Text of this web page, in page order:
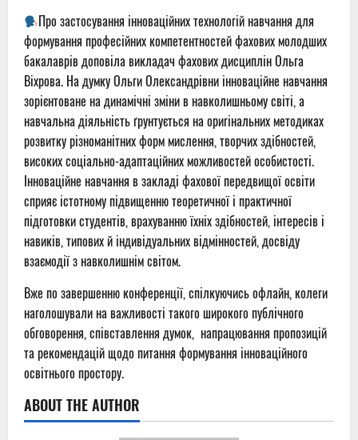
Про застосування інноваційних технологій навчання для
формування професійних компетентностей фахових молодших
бакалаврів доповіла викладач фахових дисциплін Ольга
Віхрова. На думку Ольги Олександрівни інноваційне навчання
зорієнтоване на динамічні зміни в навколишньому світі, а
навчальна діяльність ґрунтується на оригінальних методиках
розвитку різноманітних форм мислення, творчих здібностей,
високих соціально-адаптаційних можливостей особистості.
Інноваційне навчання в закладі фахової передвищої освіти
сприяє істотному підвищенню теоретичної і практичної
підготовки студентів, врахуванню їхніх здібностей, інтересів і
навиків, типових й індивідуальних відмінностей, досвіду
взаємодії з навколишнім світом.
Вже по завершенню конференції, спілкуючись офлайн, колеги
наголошували на важливості такого широкого публічного
обговорення, співставлення думок, напрацювання пропозицій
та рекомендацій щодо питання формування інноваційного
освітнього простору.
ABOUT THE AUTHOR